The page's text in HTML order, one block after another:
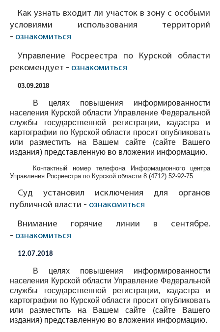
Как узнать входит ли участок в зону с особыми
условиями использования территорий
- ознакомиться
Управление Росреестра по Курской области
рекомендует - ознакомиться
03.09.2018
В целях повышения информированности
населения Курской области Управление Федеральной
службы государственной регистрации, кадастра и
картографии по Курской области просит опубликовать
или разместить на Вашем сайте (сайте Вашего
издания) представленную во вложении информацию.
Контактный номер телефона Информационного центра
Управления Росреестра по Курской области 8 (4712) 52-92-75.
Суд установил исключения для органов
публичной власти - ознакомиться
Внимание горячие линии в сентябре.
- ознакомиться
12.07.2018
В целях повышения информированности
населения Курской области Управление Федеральной
службы государственной регистрации, кадастра и
картографии по Курской области просит опубликовать
или разместить на Вашем сайте (сайте Вашего
издания) представленную во вложении информацию.